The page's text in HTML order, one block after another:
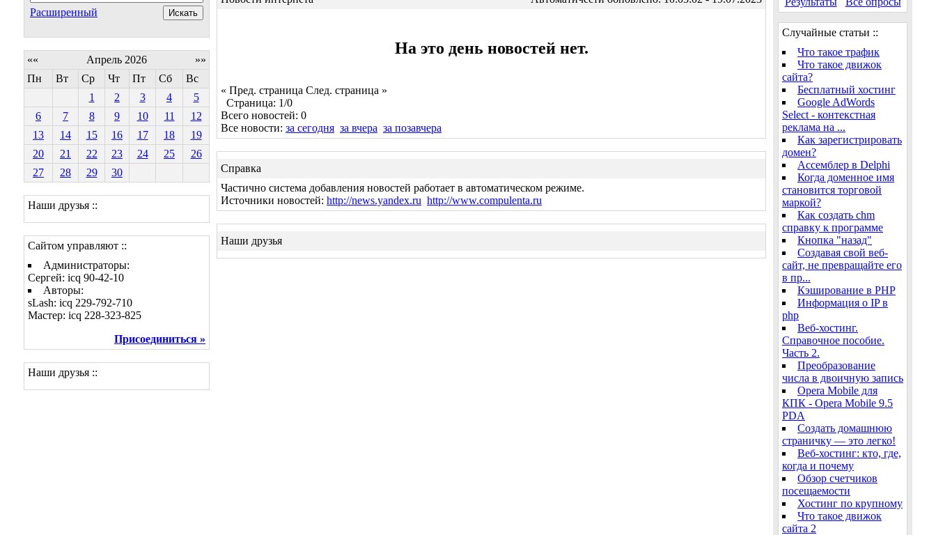
Расширенный
«« Апрель 2026
»»
Пн
Вт Ср Чт Пт Сб
Вс
1
2 3 4
5
6
7 8 9 10 11
12
13
14 15 16 17 18
19
20
21 22 23 24 25
26
27
28 29 30
Наши друзья ::
Сайтом управляют ::
Администраторы:
Сергей: icq 90-42-10
Авторы:
sLash: icq 229-792-710
Мастер: icq 228-323-825
Присоединиться »
Наши друзья ::
На это день новостей нет.
« Пред. страница След. страница »
Страница: 1/0
Всего новостей: 0
Все новости: за сегодня за вчера за позавчера
Справка
Частично система добавления новостей работает в автоматическом режиме.
Источники новостей: http://news.yandex.ru http://www.compulenta.ru
Наши друзья
Случайные статьи ::
Что такое трафик
Что такое движок
сайта?
Бесплатный хостинг
Google AdWords
Select - контекстная
реклама на ...
Как зарегистрировать
домен?
Ассемблер в Delphi
Когда доменное имя
становится торговой
маркой?
Как создать chm
справку к программе
Кнопка "назад"
Создавая свой веб-
сайт, не превращайте его
в пр...
Кэширование в PHP
Информация о IP в
php
Веб-хостинг.
Справочное пособие.
Часть 2.
Преобразование
числа в двоичную запись
Opera Mobile для
КПК - Opera Mobile 9.5
PDA
Создать домашнюю
страничку — это легко!
Веб-хостинг: кто, где,
когда и почему
Обзор счетчиков
посещаемости
Хостинг по крупному
Что такое движок
сайта 2